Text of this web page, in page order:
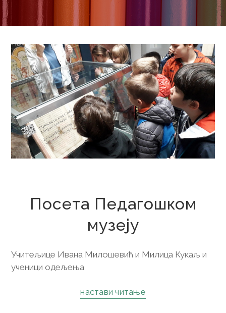
Посета Педагошком
музеју
Учитељице Ивана Милошевић и Милица Кукаљ и
ученици одељења
настави читање